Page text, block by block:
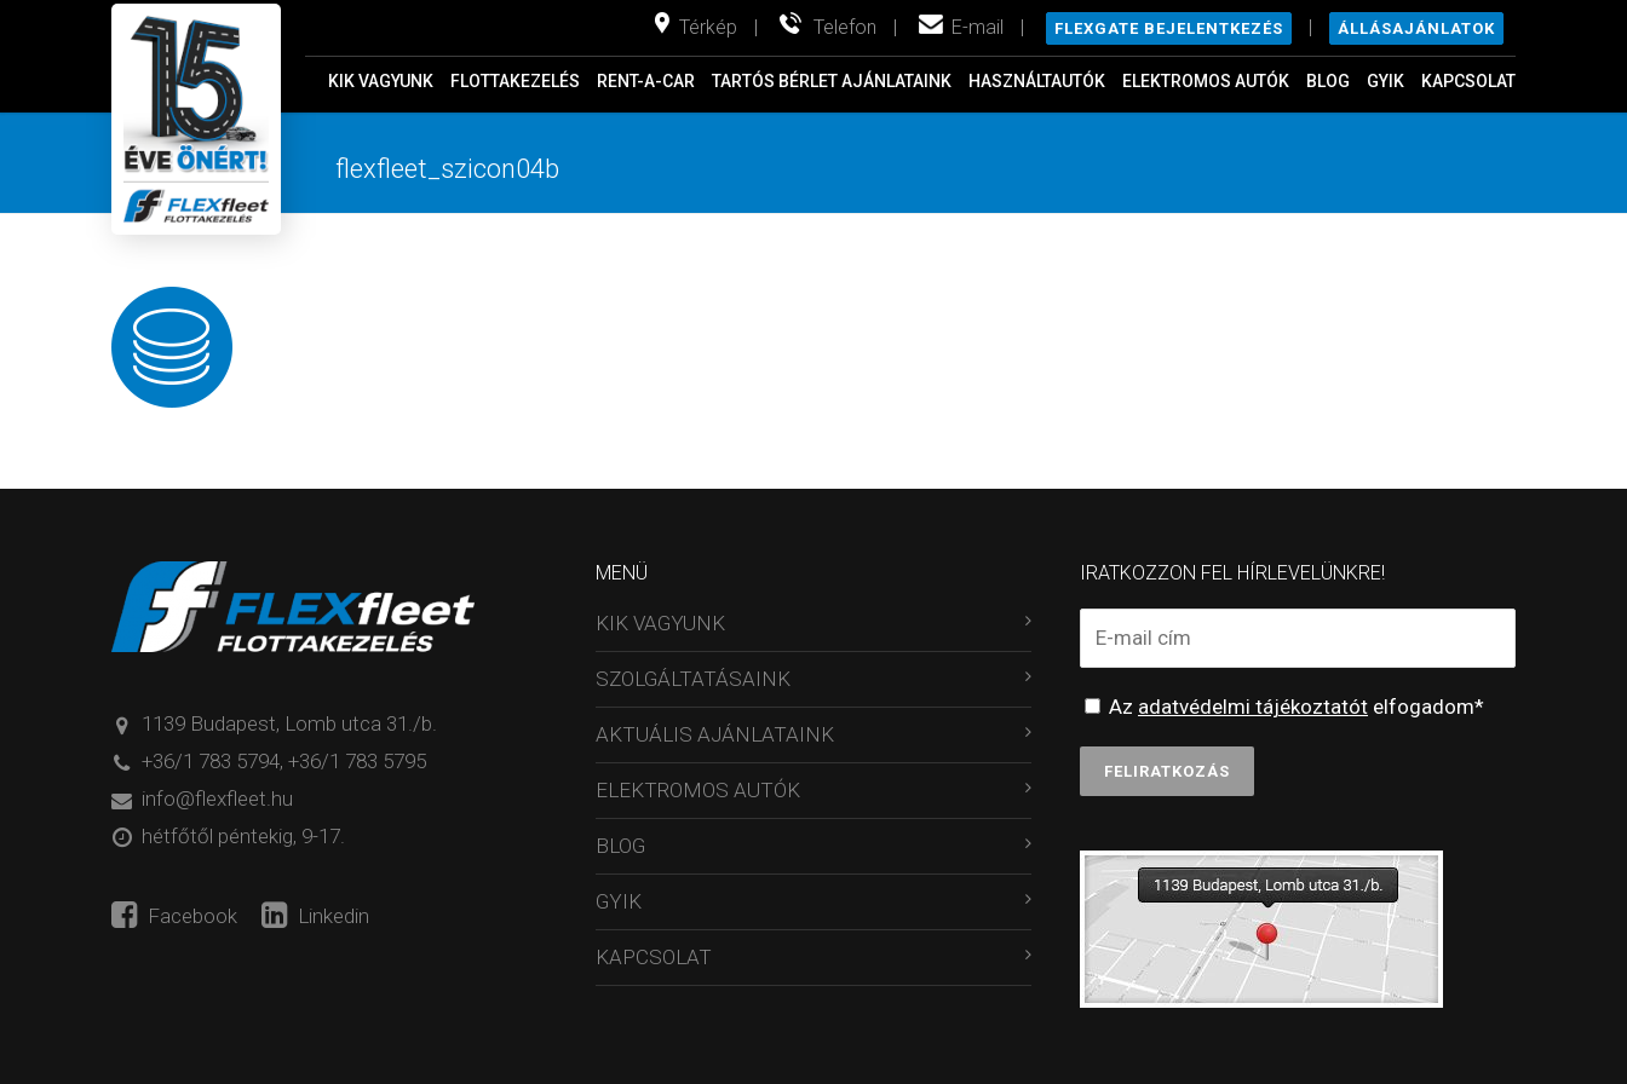
Térkép | Telefon | E-mail | FLEXGATE BEJELENTKEZÉS | ÁLLÁSAJÁNLATOK
KIK VAGYUNK FLOTTAKEZELÉS RENT-A-CAR TARTÓS BÉRLET AJÁNLATAINK HASZNÁLTAUTÓK ELEKTROMOS AUTÓK BLOG GYIK KAPCSOLAT
flexfleet_szicon04b
1139 Budapest, Lomb utca 31./b.
+36/1 783 5794, +36/1 783 5795
info@flexfleet.hu
hétfőtől péntekig, 9-17.
Facebook Linkedin
MENÜ
KIK VAGYUNK
SZOLGÁLTATÁSAINK
AKTUÁLIS AJÁNLATAINK
ELEKTROMOS AUTÓK
BLOG
GYIK
KAPCSOLAT
IRATKOZZON FEL HÍRLEVELÜNKRE!
Az adatvédelmi tájékoztatót elfogadom*